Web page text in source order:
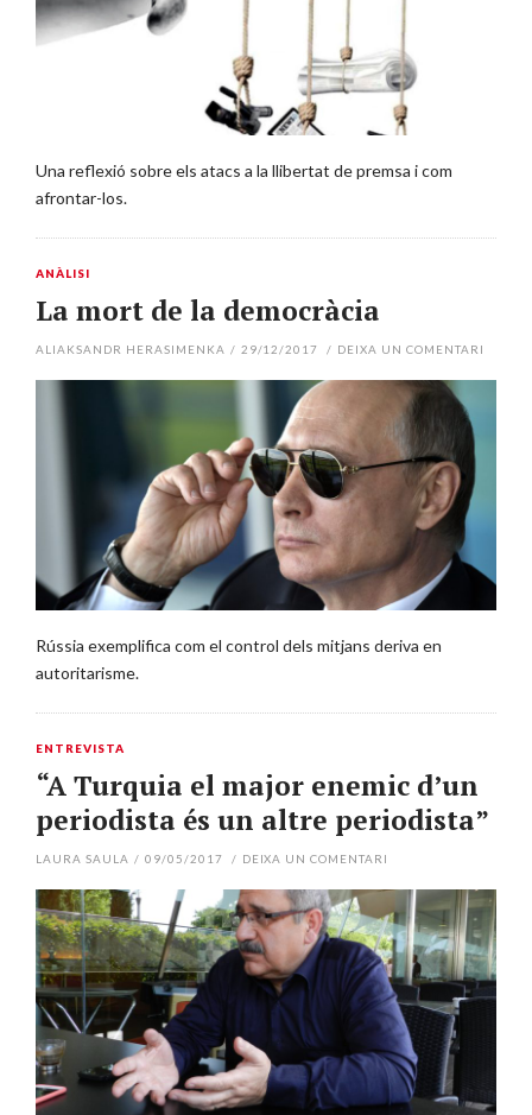
Una reflexió sobre els atacs a la llibertat de premsa i com
afrontar-los.
ANÀLISI
La mort de la democràcia
ALIAKSANDR HERASIMENKA / 29/12/2017 / DEIXA UN COMENTARI
Rússia exemplifica com el control dels mitjans deriva en
autoritarisme.
ENTREVISTA
“A Turquia el major enemic d’un
periodista és un altre periodista”
LAURA SAULA / 09/05/2017 / DEIXA UN COMENTARI